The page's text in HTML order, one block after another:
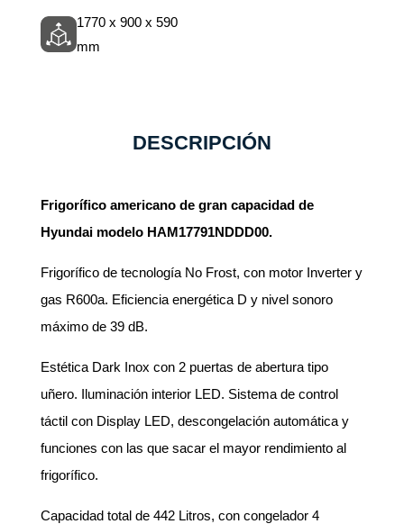
1770 x 900 x 590
mm
DESCRIPCIÓN
Frigorífico americano de gran capacidad de
Hyundai modelo HAM17791NDDD00.
Frigorífico de tecnología No Frost, con motor Inverter y
gas R600a. Eficiencia energética D y nivel sonoro
máximo de 39 dB.
Estética Dark Inox con 2 puertas de abertura tipo
uñero. Iluminación interior LED. Sistema de control
táctil con Display LED, descongelación automática y
funciones con las que sacar el mayor rendimiento al
frigorífico.
Capacidad total de 442 Litros, con congelador 4